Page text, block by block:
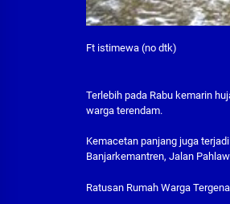
Ft istimewa (no dtk)
Terlebih pada Rabu kemarin
warga terendam.
Kemacetan panjang juga
Banjarkemantren, Jalan
Ratusan Rumah Warga